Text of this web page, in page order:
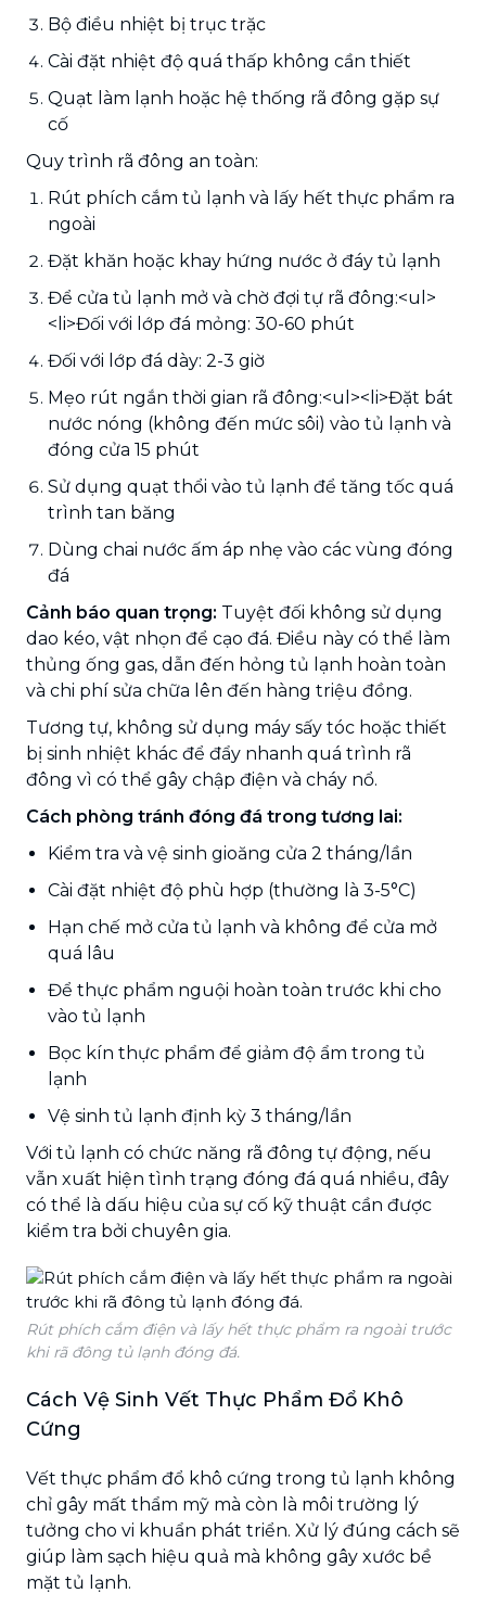
Bộ điều nhiệt bị trục trặc
Cài đặt nhiệt độ quá thấp không cần thiết
Quạt làm lạnh hoặc hệ thống rã đông gặp sự
cố
Quy trình rã đông an toàn:
Rút phích cắm tủ lạnh và lấy hết thực phẩm ra
ngoài
Đặt khăn hoặc khay hứng nước ở đáy tủ lạnh
Để cửa tủ lạnh mở và chờ đợi tự rã đông:<ul>
<li>Đối với lớp đá mỏng: 30-60 phút
Đối với lớp đá dày: 2-3 giờ
Mẹo rút ngắn thời gian rã đông:<ul><li>Đặt bát
nước nóng (không đến mức sôi) vào tủ lạnh và
đóng cửa 15 phút
Sử dụng quạt thổi vào tủ lạnh để tăng tốc quá
trình tan băng
Dùng chai nước ấm áp nhẹ vào các vùng đóng
đá
Cảnh báo quan trọng: Tuyệt đối không sử dụng
dao kéo, vật nhọn để cạo đá. Điều này có thể làm
thủng ống gas, dẫn đến hỏng tủ lạnh hoàn toàn
và chi phí sửa chữa lên đến hàng triệu đồng.
Tương tự, không sử dụng máy sấy tóc hoặc thiết
bị sinh nhiệt khác để đẩy nhanh quá trình rã
đông vì có thể gây chập điện và cháy nổ.
Cách phòng tránh đóng đá trong tương lai:
Kiểm tra và vệ sinh gioăng cửa 2 tháng/lần
Cài đặt nhiệt độ phù hợp (thường là 3-5°C)
Hạn chế mở cửa tủ lạnh và không để cửa mở
quá lâu
Để thực phẩm nguội hoàn toàn trước khi cho
vào tủ lạnh
Bọc kín thực phẩm để giảm độ ẩm trong tủ
lạnh
Vệ sinh tủ lạnh định kỳ 3 tháng/lần
Với tủ lạnh có chức năng rã đông tự động, nếu
vẫn xuất hiện tình trạng đóng đá quá nhiều, đây
có thể là dấu hiệu của sự cố kỹ thuật cần được
kiểm tra bởi chuyên gia.
Rút phích cắm điện và lấy hết thực phẩm ra ngoài trước
khi rã đông tủ lạnh đóng đá.
Cách Vệ Sinh Vết Thực Phẩm Đổ Khô
Cứng
Vết thực phẩm đổ khô cứng trong tủ lạnh không
chỉ gây mất thẩm mỹ mà còn là môi trường lý
tưởng cho vi khuẩn phát triển. Xử lý đúng cách sẽ
giúp làm sạch hiệu quả mà không gây xước bề
mặt tủ lạnh.